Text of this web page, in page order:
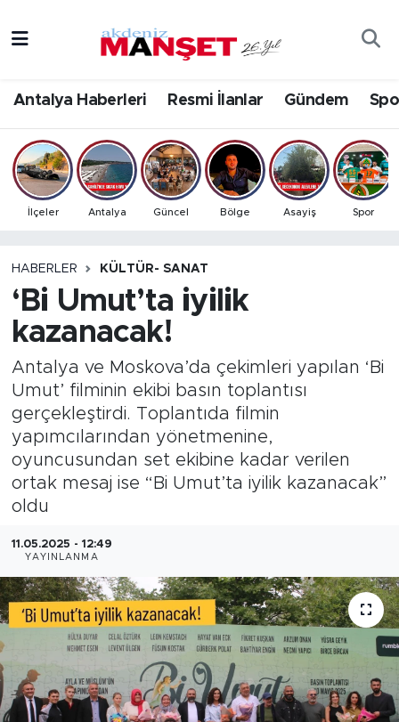
Antalya Haberleri Resmi İlanlar Gündem
İlçeler Antalya Güncel Bölge Asayiş Spor
HABERLER KÜLTÜR- SANAT
‘Bi Umut’ta iyilik
kazanacak!
Antalya ve Moskova’da çekimleri yapılan ‘Bi
Umut’ filminin ekibi basın toplantısı
gerçekleştirdi. Toplantıda filmin
yapımcılarından yönetmenine,
oyuncusundan set ekibine kadar verilen
ortak mesaj ise “Bi Umut’ta iyilik kazanacak”
oldu
11.05.2025 - 12:49
YAYINLANMA
Bilim & Teknoloji
Eğitim
Ekonomi
Gündem
İlçeler
Kültür- Sanat
Magazin
Özel Haber
Sağlık
Turizm
Antalya Hava Durumu
Antalya Namaz Vakitleri
Antalya Trafik Yoğunluk Haritası
Tüm Manşetler
Son Dakika Haberleri
Haber Arşivi